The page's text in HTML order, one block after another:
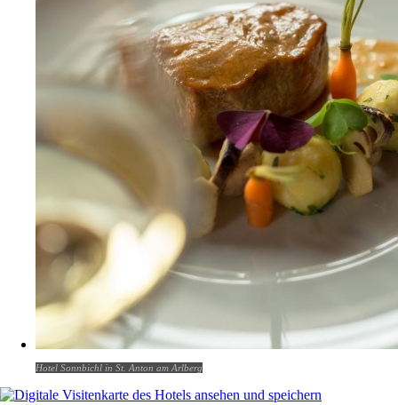
Hotel Sonnbichl in St. Anton am Arlberg